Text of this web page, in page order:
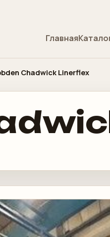
Главная
Chadwick Linerflex